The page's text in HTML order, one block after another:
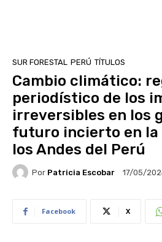
SUR FORESTAL PERÚ TÍTULOS
Cambio climático:
periodístico de los
irreversibles en los
futuro incierto en la
los Andes del Perú
Por Patricia Escobar 17/05/
Facebook X